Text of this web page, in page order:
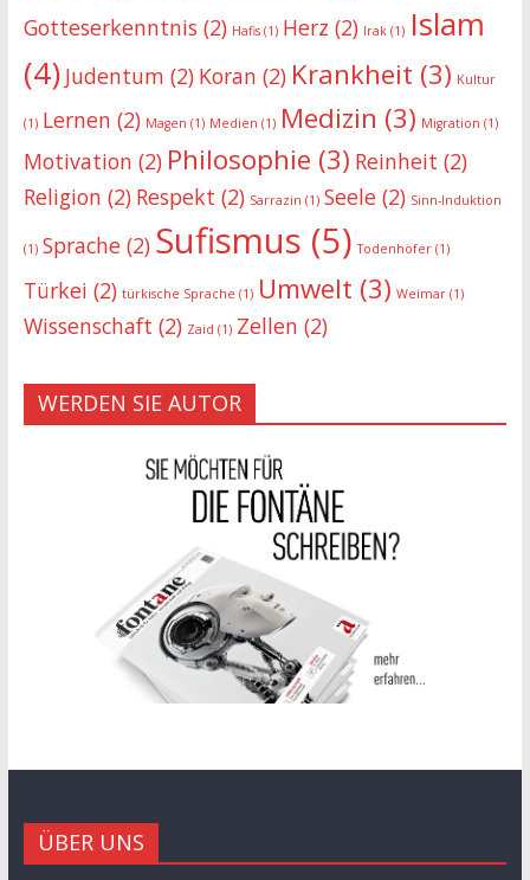
Gotteserkenntnis (2) Hafis(1) Herz (2) Irak(1) Islam
(4) Judentum (2) Koran (2) Krankheit (3) Kultur
(1) Lernen (2) Magen (1) Medien (1) Medizin (3) Migration (1)
Motivation (2) Philosophie (3) Reinheit (2)
Religion (2) Respekt (2) Sarrazin (1) Seele(2) Sinn-Induktion
(1) Sprache(2) Sufismus (5) Todenhöfer(1)
Türkei (2) türkische Sprache (1) Umwelt (3) Weimar(1)
Wissenschaft (2) Zaid (1) Zellen (2)
WERDEN SIE AUTOR
ÜBER UNS